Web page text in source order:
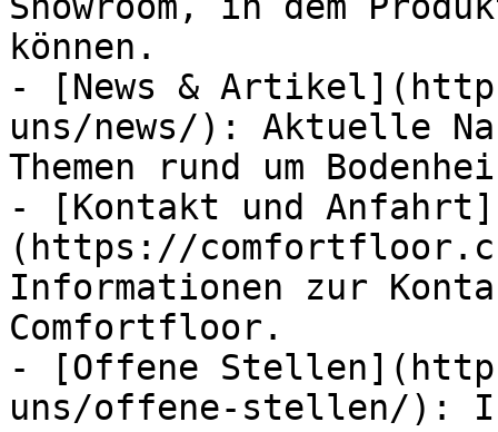
können.
- [News &
uns/news/): Aktuelle
Themen rund um
- [Kontakt und Anfahrt]
(https://
Informationen zur
Comfortfloor.
- [Offene
uns/offene-stellen/):